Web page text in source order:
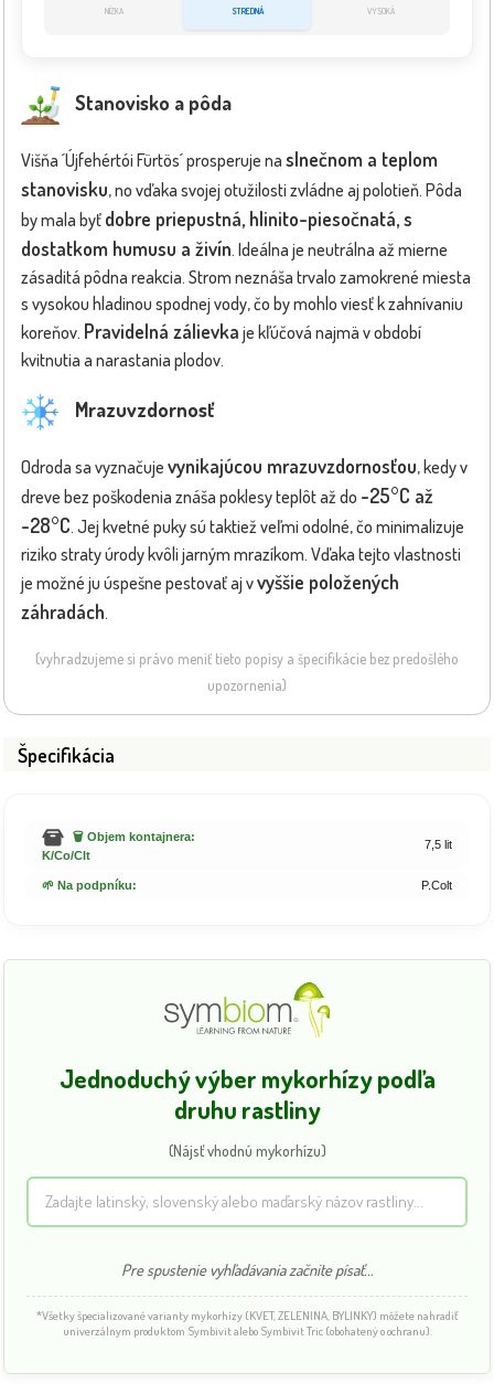
NÍZKA STREDNÁ VYSOKÁ
Stanovisko a pôda
Višňa ´Újfehértói Fürtös´ prosperuje na slnečnom a teplom
stanovisku, no vďaka svojej otužilosti zvládne aj polotieň. Pôda
by mala byť dobre priepustná, hlinito-piesočnatá, s
dostatkom humusu a živín. Ideálna je neutrálna až mierne
zásaditá pôdna reakcia. Strom neznáša trvalo zamokrené miesta
s vysokou hladinou spodnej vody, čo by mohlo viesť k zahnívaniu
koreňov. Pravidelná zálievka je kľúčová najmä v období
kvitnutia a narastania plodov.
Mrazuvzdornosť
Odroda sa vyznačuje vynikajúcou mrazuvzdornosťou, kedy v
dreve bez poškodenia znáša poklesy teplôt až do -25°C až
-28°C. Jej kvetné puky sú taktiež veľmi odolné, čo minimalizuje
riziko straty úrody kvôli jarným mrazíkom. Vďaka tejto vlastnosti
je možné ju úspešne pestovať aj vvyššie položených
záhradách.
(vyhradzujeme si právo meniť tieto popisy a špecifikácie bez predošlého
upozornenia)
Špecifikácia
🗑️ Objem kontajnera:
K/Co/Clt
7,5 lit
🌱 Na podpníku: P.Colt
Jednoduchý výber mykorhízy podľa
druhu rastliny
(Nájsť vhodnú mykorhízu)
Pre spustenie vyhľadávania začnite písať...
*Všetky špecializované varianty mykorhízy (KVET, ZELENINA, BYLINKY) môžete nahradiť
univerzálnym produktom Symbivit alebo Symbivit Tric (obohatený o ochranu).